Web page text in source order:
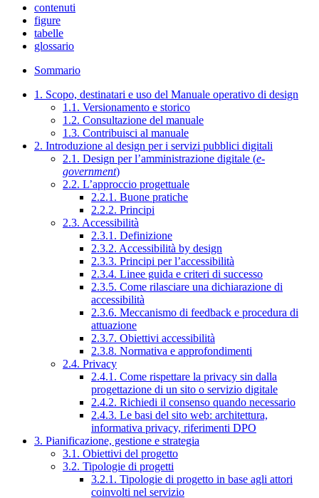
contenuti
figure
tabelle
glossario
Sommario
1. Scopo, destinatari e uso del Manuale operativo di design
1.1. Versionamento e storico
1.2. Consultazione del manuale
1.3. Contribuisci al manuale
2. Introduzione al design per i servizi pubblici digitali
2.1. Design per l’amministrazione digitale (e-
government)
2.2. L’approccio progettuale
2.2.1. Buone pratiche
2.2.2. Principi
2.3. Accessibilità
2.3.1. Definizione
2.3.2. Accessibilità by design
2.3.3. Principi per l’accessibilità
2.3.4. Linee guida e criteri di successo
2.3.5. Come rilasciare una dichiarazione di
accessibilità
2.3.6. Meccanismo di feedback e procedura di
attuazione
2.3.7. Obiettivi accessibilità
2.3.8. Normativa e approfondimenti
2.4. Privacy
2.4.1. Come rispettare la privacy sin dalla
progettazione di un sito o servizio digitale
2.4.2. Richiedi il consenso quando necessario
2.4.3. Le basi del sito web: architettura,
informativa privacy, riferimenti DPO
3. Pianificazione, gestione e strategia
3.1. Obiettivi del progetto
3.2. Tipologie di progetti
3.2.1. Tipologie di progetto in base agli attori
coinvolti nel servizio